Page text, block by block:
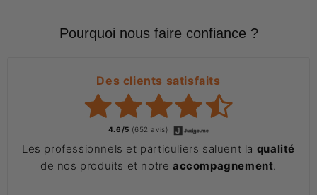
Pourquoi nous faire confiance ?
Des clients satisfaits
4.6/5 (652 avis)
Les professionnels et particuliers saluent la qualité
de nos produits et notre accompagnement